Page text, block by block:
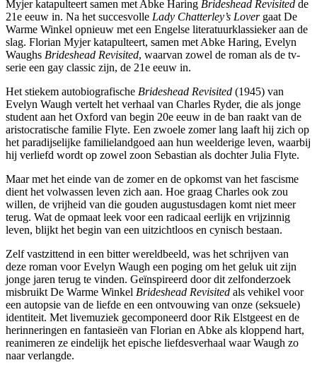
Myjer katapulteert samen met Abke Haring Brideshead Revisited de
21e eeuw in. Na het succesvolle Lady Chatterley’s Lovergaat De
Warme Winkel opnieuw met een Engelse literatuurklassieker aan de
slag. Florian Myjer katapulteert, samen met Abke Haring, Evelyn
Waughs Brideshead Revisited, waarvan zowel de roman als de tv-
serie een gay classic zijn, de 21e eeuw in.
Het stiekem autobiografische Brideshead Revisited (1945) van
Evelyn Waugh vertelt het verhaal van Charles Ryder, die als jonge
student aan het Oxford van begin 20e eeuw in de ban raakt van de
aristocratische familie Flyte. Een zwoele zomer lang laaft hij zich op
het paradijselijke familielandgoed aan hun weelderige leven, waarbij
hij verliefd wordt op zowel zoon Sebastian als dochter Julia Flyte.
Maar met het einde van de zomer en de opkomst van het fascisme
dient het volwassen leven zich aan. Hoe graag Charles ook zou
willen, de vrijheid van die gouden augustusdagen komt niet meer
terug. Wat de opmaat leek voor een radicaal eerlijk en vrijzinnig
leven, blijkt het begin van een uitzichtloos en cynisch bestaan.
Zelf vastzittend in een bitter wereldbeeld, was het schrijven van
deze roman voor Evelyn Waugh een poging om het geluk uit zijn
jonge jaren terug te vinden. Geïnspireerd door dit zelfonderzoek
misbruikt De Warme Winkel Brideshead Revisited als vehikel voor
een autopsie van de liefde en een ontvouwing van onze (seksuele)
identiteit. Met livemuziek gecomponeerd door Rik Elstgeest en de
herinneringen en fantasieën van Florian en Abke als kloppend hart,
reanimeren ze eindelijk het epische liefdesverhaal waar Waugh zo
naar verlangde.